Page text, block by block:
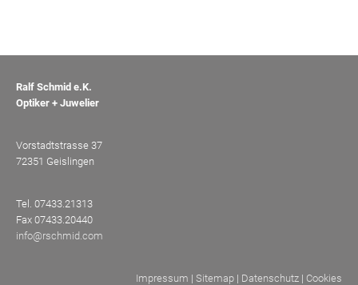
Ralf Schmid e.K.
Optiker + Juwelier
Vorstadtstrasse 37
72351 Geislingen
Tel. 07433.21313
Fax 07433.20440
info@rschmid.com
Impressum | Sitemap | Datenschutz | Cookies